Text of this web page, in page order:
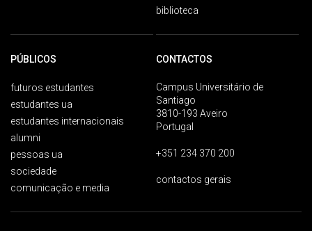
biblioteca
PÚBLICOS
futuros estudantes
estudantes ua
estudantes internacionais
alumni
pessoas ua
sociedade
comunicação e media
CONTACTOS
Campus Universitário de
Santiago
3810-193 Aveiro
Portugal
+351 234 370 200
contactos gerais